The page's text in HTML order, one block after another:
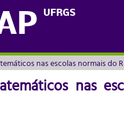
UFRGS
nas
nas escolas normais do
nas